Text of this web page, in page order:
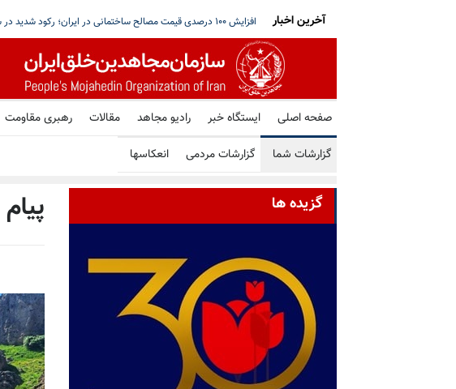
ترامپ: اگر تنگه هرمز به‌زودی باز نشود، رژیم ایران ضربه بسیار پیام پریسا کمالی از زندان مرکزی یزد
آخرین اخبار
صفحه اصلی ایستگاه خبر رادیو مجاهد مقالات رهبری مقاومت
گزارشات شما گزارشات مردمی انعکاسها
گزیده ها